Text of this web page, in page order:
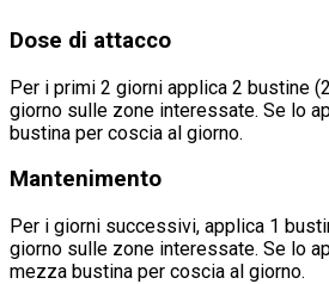
Dose di attacco
Per i primi 2 giorni applica 2 bustine
giorno sulle zone interessate. Se lo
bustina per coscia al giorno.
Mantenimento
Per i giorni successivi, applica 1
giorno sulle zone interessate. Se lo
mezza bustina per coscia al giorno.